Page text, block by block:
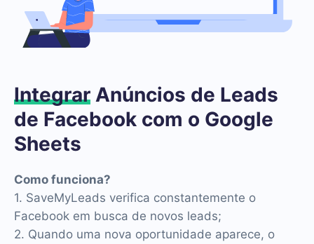
Integrar Anúncios de Leads
de Facebook com o Google
Sheets
Como funciona?
1. SaveMyLeads verifica constantemente o
Facebook em busca de novos leads;
2. Quando uma nova oportunidade aparece, o